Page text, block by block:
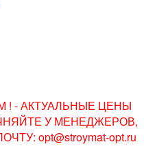
! - АКТУАЛЬНЫЕ ЦЕНЫ
У МЕНЕДЖЕРОВ,
opt@stroymat-opt.ru